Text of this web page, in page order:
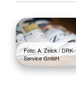
Foto: A. Zelck / DRK-
Service GmbH